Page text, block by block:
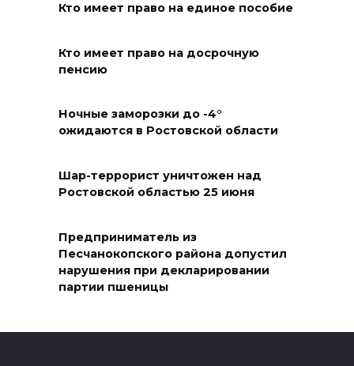
объяснил, почему
ростовчанам тяжело
07 августа 2026 16:30
Украина. Страна вдов и
сирот...
В Чертковском районе
ремонтируют 2,85 км дороги к
07 августа 2026 15:50
Кто имеет право на единое пособие
Кто имеет право на досрочную
пенсию
Ночные заморозки до -4°
ожидаются в Ростовской области
Шар-террорист уничтожен над
Ростовской областью 25 июня
Предприниматель из
Песчанокопского района допустил
нарушения при декларировании
партии пшеницы